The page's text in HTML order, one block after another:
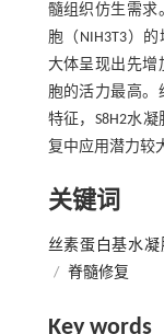
髓组织仿生需求
胞（NIH3T3）
大体呈现出先增
胞的活力最高
特征，S8H2水
复中应用潜力较
关键词
丝素蛋白基水凝
/ 脊髓修复
Key words